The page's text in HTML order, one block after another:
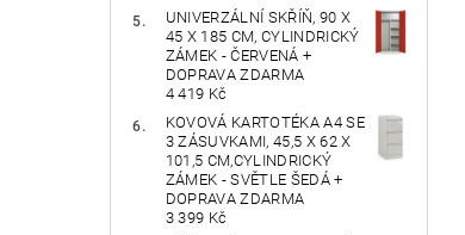
UNIVERZÁLNÍ SKŘÍŇ, 90 X
45 X 185 CM, CYLINDRICKÝ
ZÁMEK - ČERVENÁ +
DOPRAVA ZDARMA
4 419 Kč
KOVOVÁ KARTOTÉKA A4 SE
3 ZÁSUVKAMI, 45,5 X 62 X
101,5 CM,CYLINDRICKÝ
ZÁMEK - SVĚTLE ŠEDÁ +
DOPRAVA ZDARMA
3 399 Kč